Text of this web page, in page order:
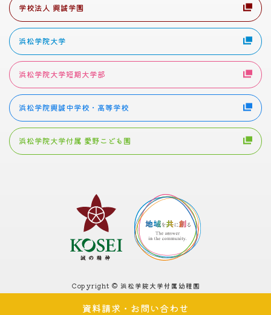
資料請求・ お問い合わせ
学校法人 興誠学園
浜松学院大学
浜松学院大学短期大学部
浜松学院興誠中学校・高等学校
浜松学院大学付属 愛野こども園
Copyright © 浜松学院大学付属幼稚園